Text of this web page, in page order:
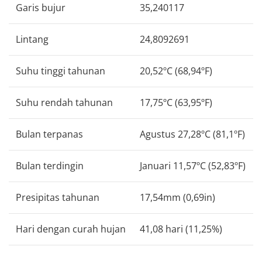
Garis bujur 35,240117
Lintang 24,8092691
Suhu tinggi tahunan 20,52ºC (68,94ºF)
Suhu rendah tahunan 17,75ºC (63,95ºF)
Bulan terpanas Agustus 27,28ºC (81,1ºF)
Bulan terdingin Januari 11,57ºC (52,83ºF)
Presipitas tahunan 17,54mm (0,69in)
Hari dengan curah hujan 41,08 hari (11,25%)